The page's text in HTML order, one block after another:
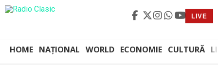
LIVE
HOME NAȚIONAL WORLD ECONOMIE CULTURĂ